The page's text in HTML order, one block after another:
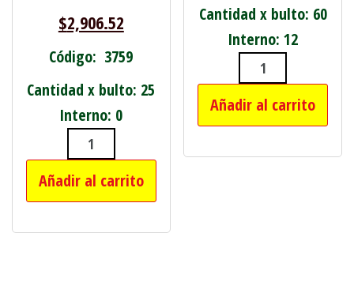
$2,906.52
Código: 3759
Cantidad x bulto: 25
Interno: 0
CLAVO PUNTA PARIS 3" BOLSA X 1
Añadir al carrito
Cantidad x bulto: 60
Interno: 12
CUCHARA
Añadir al carrito